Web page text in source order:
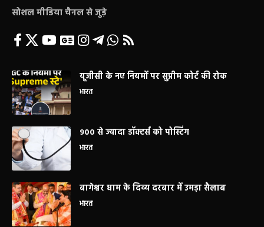
सोशल मीडिया चैनल से जुड़े
यूजीसी के नए नियमों पर सुप्रीम कोर्ट की रोक
भारत
900 से ज्यादा डॉक्टर्स को पोस्टिंग
भारत
बागेश्वर धाम के दिव्य दरबार में उमड़ा सैलाब
भारत